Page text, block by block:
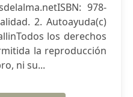
978-
2. Autoayuda(c)
los derechos
la reproducción
ni su...